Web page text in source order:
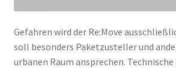
Gefahren wird der Re:Move
soll besonders Paketzusteller und
urbanen Raum ansprechen. Technische